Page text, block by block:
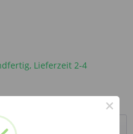
Lieferzeit 2-4
×